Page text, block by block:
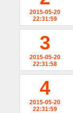
2015-05-20
22:31:59
3
2015-05-20
22:31:58
4
2015-05-20
22:31:59